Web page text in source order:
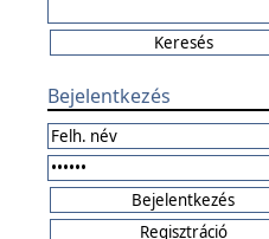
Bejelentkezés